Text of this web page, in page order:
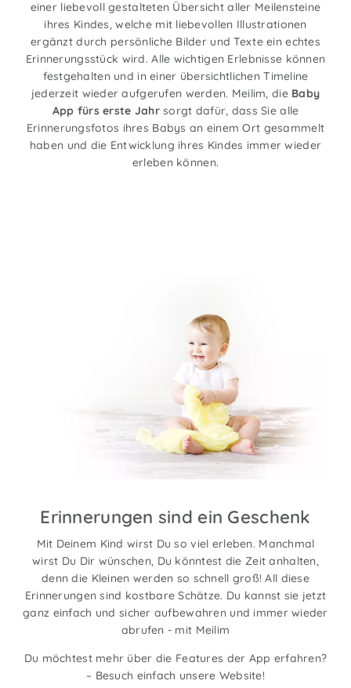
einer liebevoll gestalteten Übersicht aller Meilensteine
ihres Kindes, welche mit liebevollen Illustrationen
ergänzt durch persönliche Bilder und Texte ein echtes
Erinnerungsstück wird. Alle wichtigen Erlebnisse können
festgehalten und in einer übersichtlichen Timeline
jederzeit wieder aufgerufen werden. Meilim, die Baby
App fürs erste Jahrsorgt dafür, dass Sie alle
Erinnerungsfotos ihres Babys an einem Ort gesammelt
haben und die Entwicklung ihres Kindes immer wieder
erleben können.
Erinnerungen sind ein Geschenk
Mit Deinem Kind wirst Du so viel erleben. Manchmal
wirst Du Dir wünschen, Du könntest die Zeit anhalten,
denn die Kleinen werden so schnell groß! All diese
Erinnerungen sind kostbare Schätze. Du kannst sie jetzt
ganz einfach und sicher aufbewahren und immer wieder
abrufen - mit Meilim
Du möchtest mehr über die Features der App erfahren?
– Besuch einfach unsere Website!